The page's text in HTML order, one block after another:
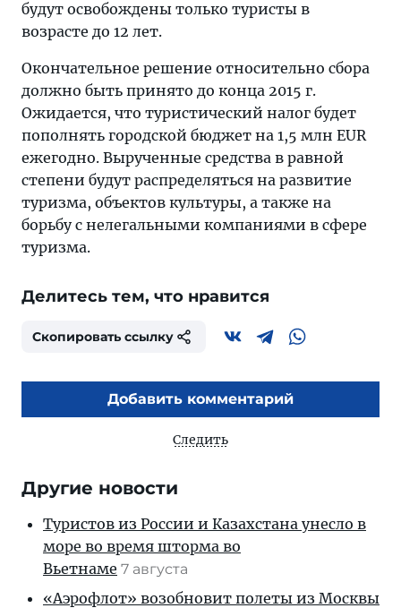
будут освобождены только туристы в
возрасте до 12 лет.
Окончательное решение относительно сбора
должно быть принято до конца 2015 г.
Ожидается, что туристический налог будет
пополнять городской бюджет на 1,5 млн EUR
ежегодно. Вырученные средства в равной
степени будут распределяться на развитие
туризма, объектов культуры, а также на
борьбу с нелегальными компаниями в сфере
туризма.
Делитесь тем, что нравится
Скопировать ссылку
Добавить комментарий
Следить
Другие новости
Туристов из России и Казахстана унесло в
море во время шторма во
Вьетнаме 7 августа
«Аэрофлот» возобновит полеты из Москвы